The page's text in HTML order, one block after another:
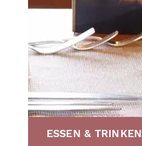
ESSEN & TRINKEN